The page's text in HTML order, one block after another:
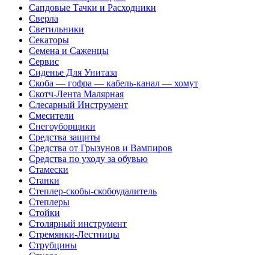
Сапдовые Тачки и Расходники
Сверла
Светильники
Секаторы
Семена и Саженцы
Сервис
Сиденье Для Унитаза
Скоба — гофра — кабель-канал — хомут
Скотч-Лента Малярная
Слесарный Инструмент
Смесители
Снегоуборщики
Средства защиты
Средства от Грызунов и Вампиров
Средства по уходу за обувью
Стамески
Станки
Степлер-скобы-скобоудалитель
Степлеры
Стойки
Столярный инструмент
Стремянки-Лестницы
Струбцины